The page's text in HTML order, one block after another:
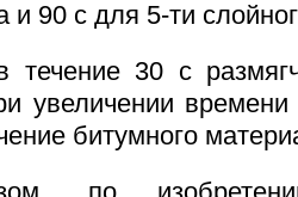
и 90 с для 5-ти
течение 30 с
увеличении
битумного